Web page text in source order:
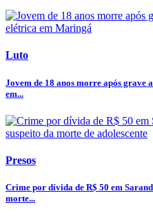
Luto
Jovem de 18 anos morre após grave
em...
Presos
Crime por dívida de R$ 50 em
morte...